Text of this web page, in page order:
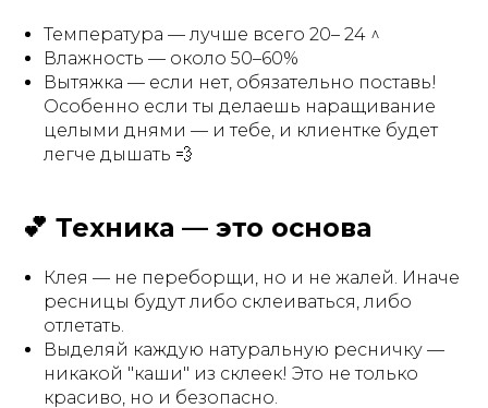
Температура — лучше всего 20– 24 ^
Влажность — около 50–60%
Вытяжка — если нет, обязательно поставь!
Особенно если ты делаешь наращивание
целыми днями — и тебе, и клиентке будет
легче дышать 💨
💕 Техника — это основа
Клея — не переборщи, но и не жалей. Иначе
ресницы будут либо склеиваться, либо
отлетать.
Выделяй каждую натуральную ресничку —
никакой "каши" из склеек! Это не только
красиво, но и безопасно.